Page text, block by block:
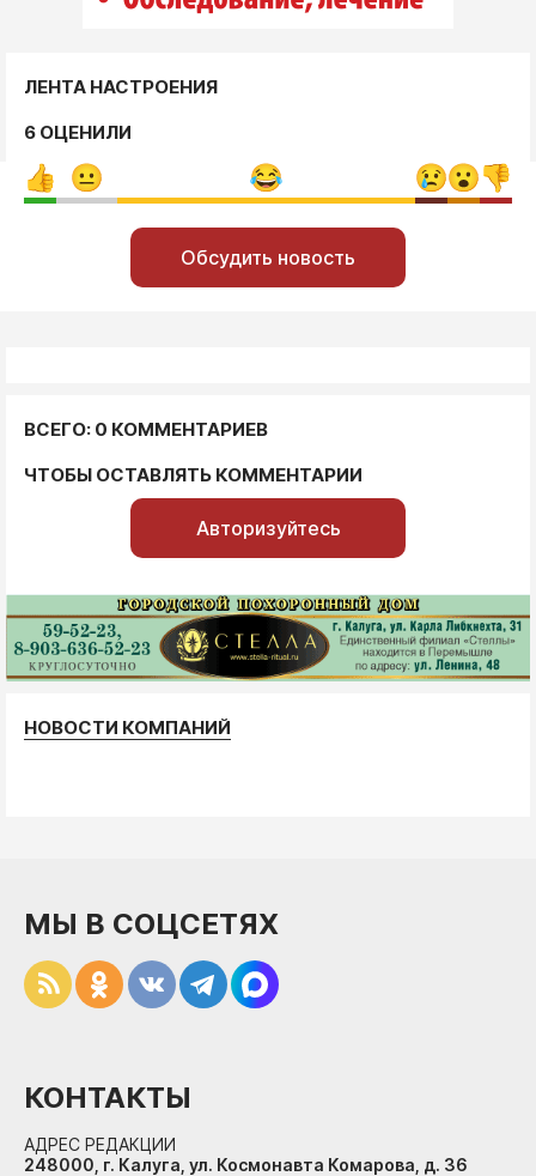
ЛЕНТА НАСТРОЕНИЯ
6 ОЦЕНИЛИ
Обсудить новость
ВСЕГО: 0 КОММЕНТАРИЕВ
ЧТОБЫ ОСТАВЛЯТЬ КОММЕНТАРИИ
Авторизуйтесь
НОВОСТИ КОМПАНИЙ
МЫ В СОЦСЕТЯХ
КОНТАКТЫ
АДРЕС РЕДАКЦИИ
248000, г. Калуга, ул. Космонавта Комарова, д. 36